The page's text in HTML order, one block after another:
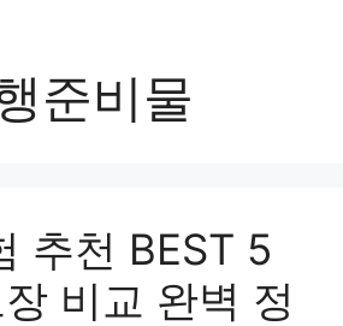
준비물
추천 BEST 5
비교 완벽 정